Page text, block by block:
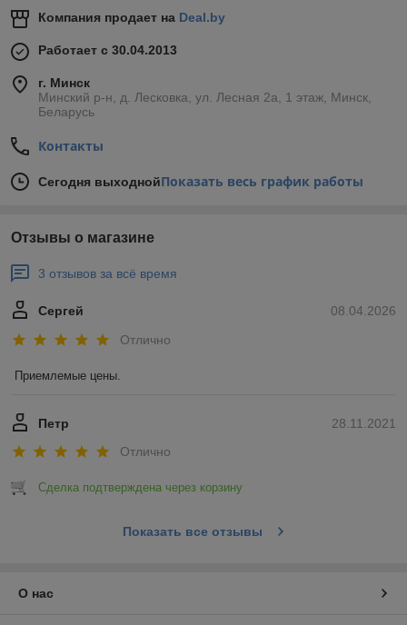
Компания продает на Deal.by
Работает с 30.04.2013
г. Минск
Минский р-н, д. Лесковка, ул. Лесная 2а, 1 этаж, Минск,
Беларусь
Контакты
Сегодня выходнойПоказать весь график работы
Отзывы о магазине
3 отзывов за всё время
08.04.2026
Сергей
Отлично
Приемлемые цены.
28.11.2021
Петр
Отлично
Сделка подтверждена через корзину
Показать все отзывы
О нас